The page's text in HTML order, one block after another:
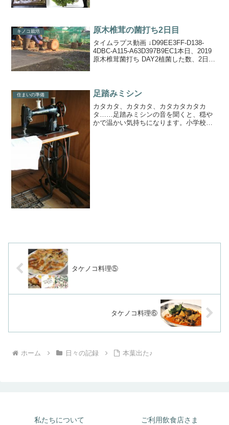
キノコ栽培 原木椎茸の菌打ち2日目
タイムラプス動画 ↓D99EE3FF-D138-
4DBC-A115-A63D397B9EC1本日、2019
原木椎茸菌打ち DAY2植菌した数、2日で
住まいの準備 足踏みミシン
カタカタ、カタカタ、カタカタカタカ
タ……足踏みミシンの音を聞くと、穏や
かで温かい気持ちになります。小学校の
タケノコ料理⑤
タケノコ料理⑥
ホーム 日々の記録 本葉出た♪
私たちについて ご利用飲食店さま